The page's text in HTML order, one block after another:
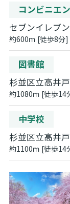
コンビニエ
セブンイレブ
約600ｍ [徒歩8分]
図書館
杉並区立高井
約1080ｍ [徒歩14
中学校
杉並区立高井
約1100ｍ [徒歩14